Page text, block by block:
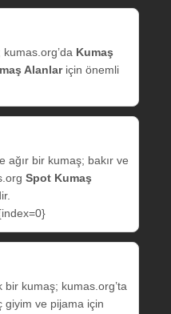
Kumaş
Alanlariçin önemli
ağır bir kumaş; bakır ve
Spot Kumaş
kumaş; kumas.org’ta
giyim ve pijama için